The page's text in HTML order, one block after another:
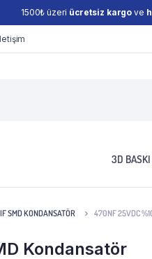
1500₺ üzeri ücretsiz kargo ve
3D
SMD KONDANSATÖR 470NF 25VDC
Kondansatör